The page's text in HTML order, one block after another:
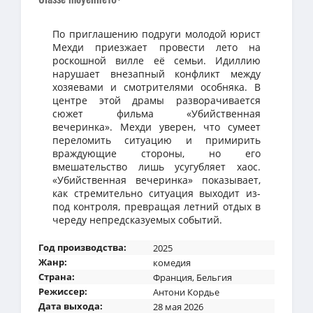
По приглашению подруги молодой юрист
Мехди приезжает провести лето на
роскошной вилле её семьи. Идиллию
нарушает внезапный конфликт между
хозяевами и смотрителями особняка. В
центре этой драмы разворачивается
сюжет фильма «Убийственная
вечеринка». Мехди уверен, что сумеет
переломить ситуацию и примирить
враждующие стороны, но его
вмешательство лишь усугубляет хаос.
«Убийственная вечеринка» показывает,
как стремительно ситуация выходит из-
под контроля, превращая летний отдых в
череду непредсказуемых событий.
Год производства:
2025
Жанр:
комедия
Страна:
Франция, Бельгия
Режиссер:
Антони Кордье
Дата выхода:
28 мая 2026